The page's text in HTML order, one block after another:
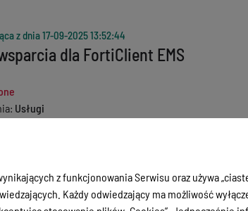
z dnia17-09-2025 13:52:44
dla FortiClient EMS
Usługi
z funkcjonowania Serwisu oraz używa
Każdy odwiedzający ma możliwość